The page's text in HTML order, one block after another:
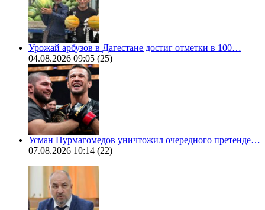
Урожай арбузов в Дагестане достиг отметки в 100…
04.08.2026 09:05 (25)
Усман Нурмагомедов уничтожил очередного претенде…
07.08.2026 10:14 (22)